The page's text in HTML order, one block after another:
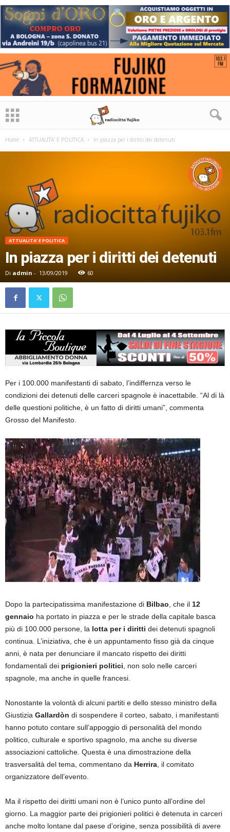
Home ATTUALITA' E POLITICA In piazza per i diritti dei detenuti
ATTUALITA' E POLITICA
In piazza per i diritti dei detenuti
Di admin - 13/09/2019 60
Per i 100.000 manifestanti di sabato, l’indiffernza verso le
condizioni dei detenuti delle carceri spagnole è inacettabile. “Al di là
delle questioni politiche, è un fatto di diritti umani”, commenta
Grosso del Manifesto.
Dopo la partecipatissima manifestazione di Bilbao , che il 12
gennaio ha portato in piazza e per le strade della capitale basca
più di 100.000 persone, la lotta per i diritti dei detenuti spagnoli
continua. L’iniziativa, che è un appuntamento fisso già da cinque
anni, è nata per denunciare il mancato rispetto dei diritti
fondamentali dei prigionieri politici , non solo nelle carceri
spagnole, ma anche in quelle francesi.
Nonostante la volontà di alcuni partiti e dello stesso ministro della
Giustizia Gallardòn di sospendere il corteo, sabato, i manifestanti
hanno potuto contare sull’appoggio di personalità del mondo
politico, culturale e sportivo spagnolo, ma anche su diverse
associazioni cattoliche. Questa è una dimostrazione della
trasversalità del tema, commentano da Herrira , il comitato
organizzatore dell’evento.
Ma il rispetto dei diritti umani non è l’unico punto all’ordine del
giorno. La maggior parte dei prigionieri politici è detenuta in carceri
anche molto lontane dal paese d’origine, senza possibilità di avere